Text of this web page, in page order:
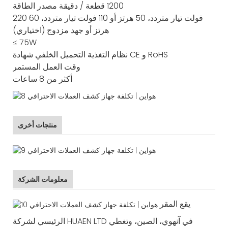
1200 قطعة / دقيقة
مصدر الطاقة
220 فولت تيار متردد، 50 هرتز أو 110 فولت تيار متردد، 60
هرتز أو جهد مزدوج (اختياري)
≤ 75W
نظام التغذية التحميل الخلفي شهادة
CE و RoHS
وقت العمل المستمر
أكثر من 8 ساعات
منتجات أخرى
معلومات الشركة
يقع المقر
الرئيسي لشركة HUAEN LTD في آنهوي، الصين، وتغطي